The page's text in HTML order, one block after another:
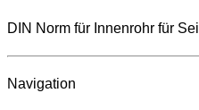
DIN Norm für Innenrohr für
Navigation